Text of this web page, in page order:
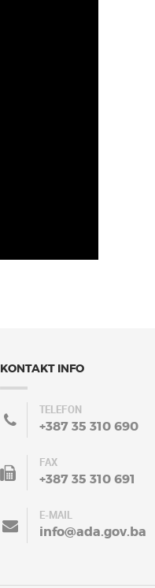
KONTAKT INFO
TELEFON
+387 35 310 690
FAX
+387 35 310 691
E-MAIL
info@ada.gov.ba